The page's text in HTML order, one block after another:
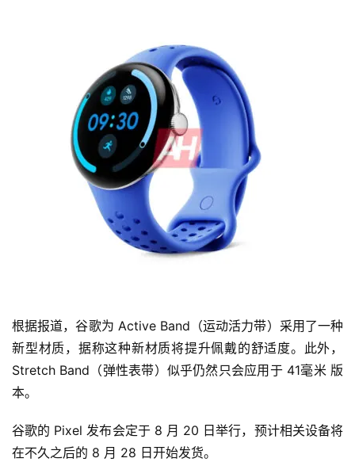
根据报道，谷歌为 Active Band（运动活力带）采用了一种
新型材质，据称这种新材质将提升佩戴的舒适度。此外，
Stretch Band（弹性表带）似乎仍然只会应用于 41毫米 版
本。
谷歌的 Pixel 发布会定于 8 月 20 日举行，预计相关设备将
在不久之后的 8 月 28 日开始发货。